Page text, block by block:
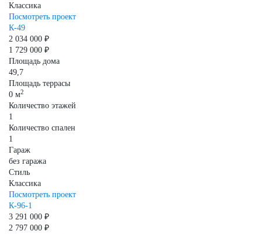
Классика
Посмотреть проект
К-49
2 034 000 ₽
1 729 000 ₽
Площадь дома
49,7
Площадь террасы
0 м2
Количество этажей
1
Количество спален
1
Гараж
без гаража
Стиль
Классика
Посмотреть проект
К-96-1
3 291 000 ₽
2 797 000 ₽